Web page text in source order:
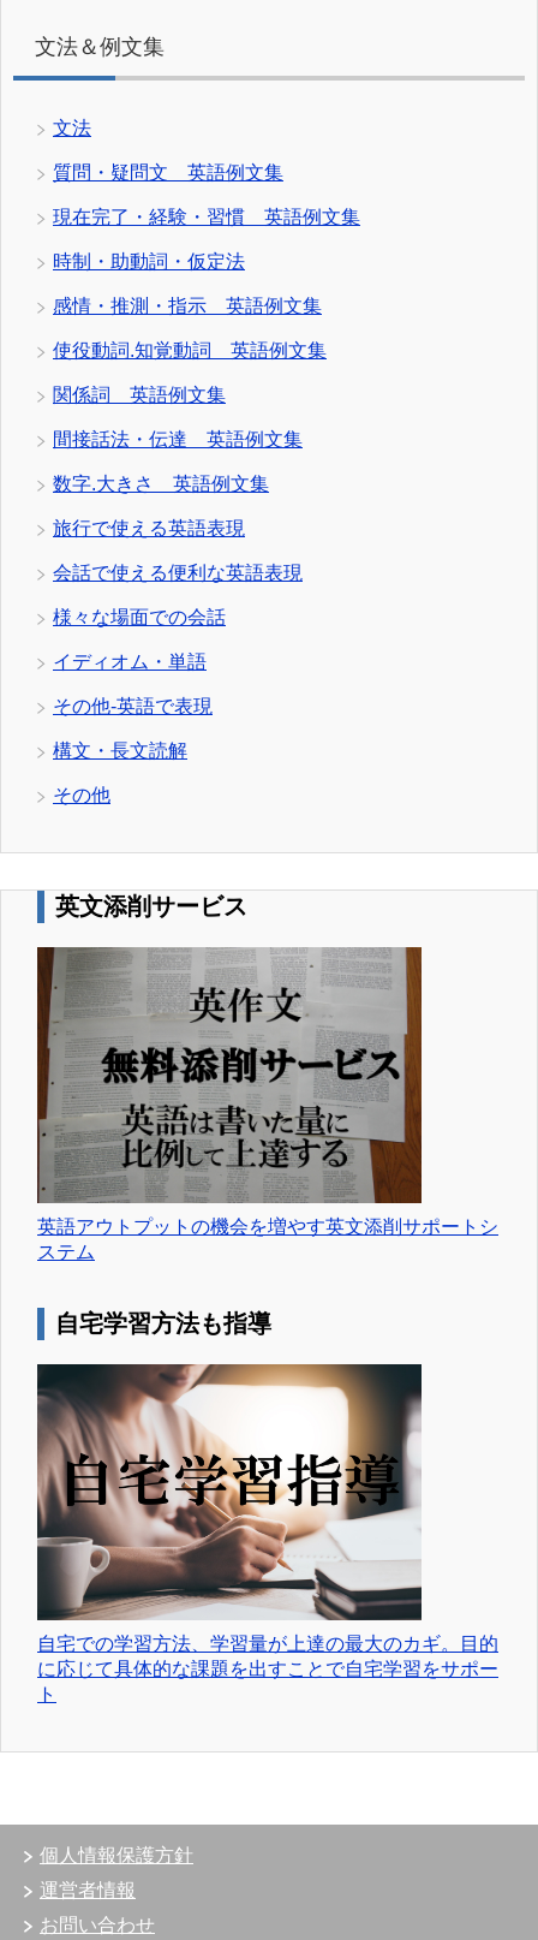
文法＆例文集
文法
質問・疑問文 英語例文集
現在完了・経験・習慣 英語例文集
時制・助動詞・仮定法
感情・推測・指示 英語例文集
使役動詞.知覚動詞 英語例文集
関係詞 英語例文集
間接話法・伝達 英語例文集
数字.大きさ 英語例文集
旅行で使える英語表現
会話で使える便利な英語表現
様々な場面での会話
イディオム・単語
その他-英語で表現
構文・長文読解
その他
英文添削サービス
英語アウトプットの機会を増やす英文添削サポートシ
ステム
自宅学習方法も指導
自宅での学習方法、学習量が上達の最大のカギ。目的
に応じて具体的な課題を出すことで自宅学習をサポー
ト
個人情報保護方針
運営者情報
お問い合わせ